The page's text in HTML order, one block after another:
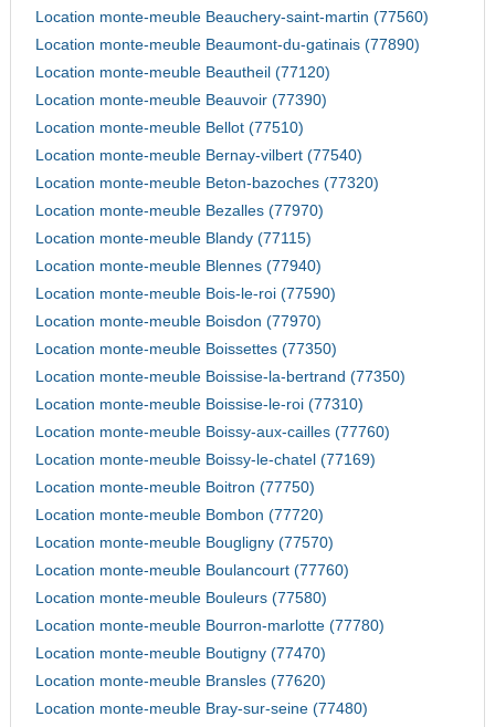
Location monte-meuble Beauchery-saint-martin (77560)
Location monte-meuble Beaumont-du-gatinais (77890)
Location monte-meuble Beautheil (77120)
Location monte-meuble Beauvoir (77390)
Location monte-meuble Bellot (77510)
Location monte-meuble Bernay-vilbert (77540)
Location monte-meuble Beton-bazoches (77320)
Location monte-meuble Bezalles (77970)
Location monte-meuble Blandy (77115)
Location monte-meuble Blennes (77940)
Location monte-meuble Bois-le-roi (77590)
Location monte-meuble Boisdon (77970)
Location monte-meuble Boissettes (77350)
Location monte-meuble Boissise-la-bertrand (77350)
Location monte-meuble Boissise-le-roi (77310)
Location monte-meuble Boissy-aux-cailles (77760)
Location monte-meuble Boissy-le-chatel (77169)
Location monte-meuble Boitron (77750)
Location monte-meuble Bombon (77720)
Location monte-meuble Bougligny (77570)
Location monte-meuble Boulancourt (77760)
Location monte-meuble Bouleurs (77580)
Location monte-meuble Bourron-marlotte (77780)
Location monte-meuble Boutigny (77470)
Location monte-meuble Bransles (77620)
Location monte-meuble Bray-sur-seine (77480)